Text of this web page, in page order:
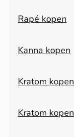
Rapé kopen
Kanna kopen
Kratom kopen
Kratom kopen